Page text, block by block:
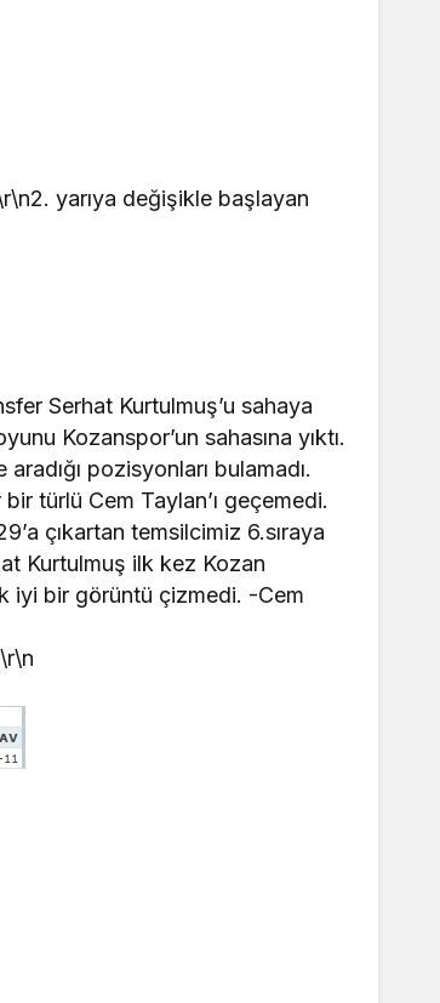
yarıya değişikle başlayan
Serhat Kurtulmuş’u sahaya
Kozanspor’un sahasına yıktı.
pozisyonları bulamadı.
türlü Cem Taylan’ı geçemedi.
çıkartan temsilcimiz 6.sıraya
Kurtulmuş ilk kez Kozan
iyi bir görüntü çizmedi. -Cem